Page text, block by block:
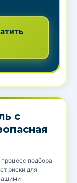
с
подбора
риски для